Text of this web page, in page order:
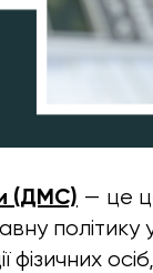
(ДМС) — це
політику у